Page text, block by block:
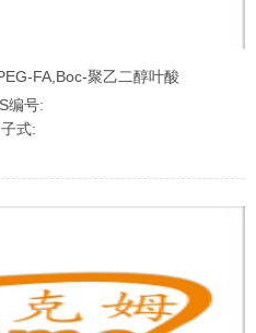
FA,Boc-聚乙二醇叶酸
编号:
式: